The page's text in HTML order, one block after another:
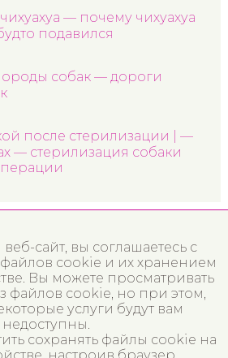
— почему чихуахуа
подавился
собак — дороги
после стерилизации | —
— стерилизация собаки
сайт, вы соглашаетесь с
cookie и их хранением
Вы можете просматривать
файлов cookie, но при этом,
услуги будут вам
недоступны.
сохранять файлы cookie на